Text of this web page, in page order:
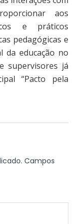
aos
e práticos
pedagógicas e
da educação no
supervisores já
“Pacto pela
Campos